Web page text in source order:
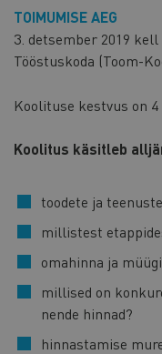
TOIMUMISE AEG
3. detsember 2019
Tööstuskoda (Toom-
Koolituse kestvus on
Koolitus käsitleb
toodete ja
millistest
omahinna ja
millised on
nende hinnad?
hinnastamise